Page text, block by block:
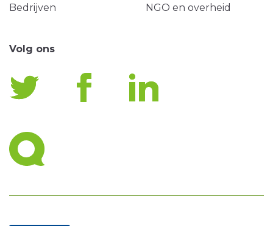
Bedrijven NGO en overheid
Volg ons